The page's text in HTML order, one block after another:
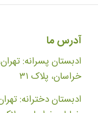
آدرس ما
ادبستان پسرانه:
خراسان، پلاک ۳۱
ادبستان دخترانه: